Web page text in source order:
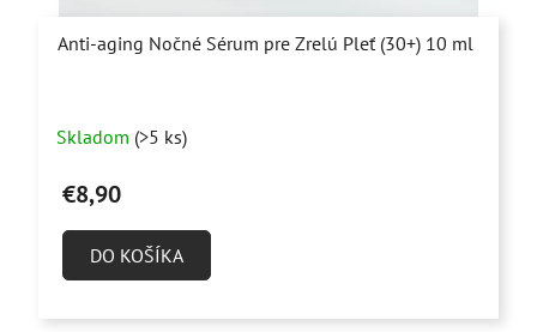
Anti-aging Nočné Sérum pre Zrelú Pleť (30+) 10 ml
hodnotenie
produktu
z
Skladom (>5 ks)
€8,90
DO KOŠÍKA